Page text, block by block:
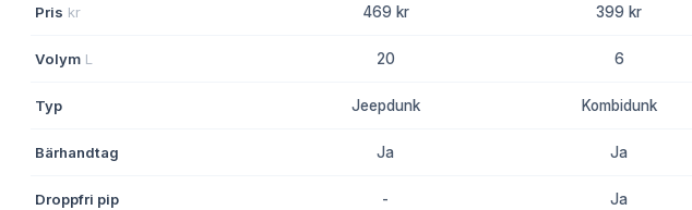
Pris kr 469 kr 399 kr
Volym L 20 6
Typ Jeepdunk Kombidunk
Bärhandtag Ja Ja
Droppfri pip - Ja